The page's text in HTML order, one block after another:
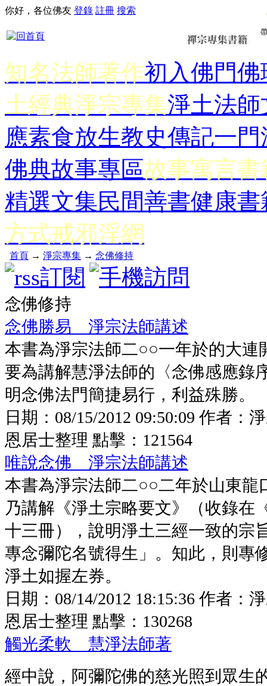
你好，各位佛友 登錄 註冊 搜索
知名法師著作初入佛門佛
土經典淨宗專集淨土法師
應素食放生教史傳記一門
佛典故事專區故事寓言書
精選文集民間善書健康書
方式戒邪淫網
首頁 → 淨宗專集 → 念佛修持
念佛修持
念佛勝易 淨宗法師講述
本書為淨宗法師二○○一年於的大連
要為講解慧淨法師的〈念佛感應錄
明念佛法門簡捷易行，利益殊勝。
日期： 08/15/2012 09:50:09 作者：
恩居士整理 點擊： 121564
唯說念佛 淨宗法師講述
本書為淨宗法師二○○二年於山東龍
乃講解《淨土宗略要文》（收錄在
十三冊），說明淨土三經一致的宗
專念彌陀名號得生」。知此，則專
淨土如握左券。
日期： 08/14/2012 18:15:36 作者：
恩居士整理 點擊： 130268
觸光柔軟 慧淨法師著
經中說，阿彌陀佛的慈光照到眾生